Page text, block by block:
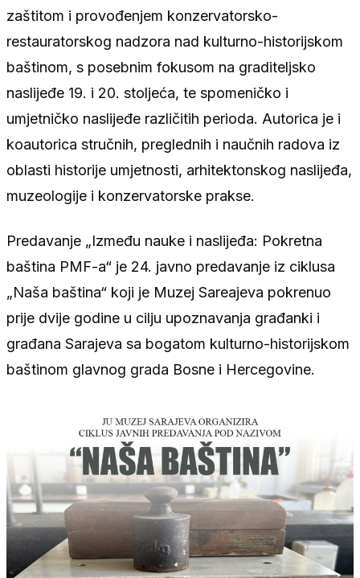
zaštitom i provođenjem konzervatorsko-
restauratorskog nadzora nad kulturno-historijskom
baštinom, s posebnim fokusom na graditeljsko
naslijeđe 19. i 20. stoljeća, te spomeničko i
umjetničko naslijeđe različitih perioda. Autorica je i
koautorica stručnih, preglednih i naučnih radova iz
oblasti historije umjetnosti, arhitektonskog naslijeđa,
muzeologije i konzervatorske prakse.
Predavanje „Između nauke i naslijeđa: Pokretna
baština PMF-a“ je 24. javno predavanje iz ciklusa
„Naša baština“ koji je Muzej Sareajeva pokrenuo
prije dvije godine u cilju upoznavanja građanki i
građana Sarajeva sa bogatom kulturno-historijskom
baštinom glavnog grada Bosne i Hercegovine.